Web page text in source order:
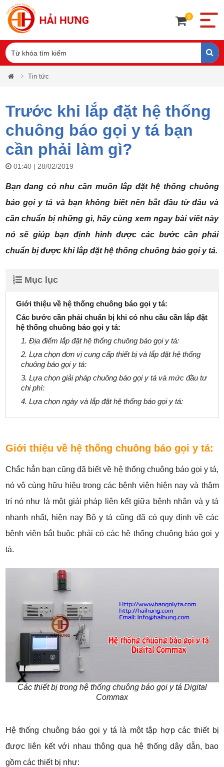
0
Tin tức
Trước khi lắp đặt hệ thống
chuông báo gọi y tá bạn
cần phải làm gì?
01:40 | 28/02/2019
Bạn đang có nhu cần muốn lắp đặt hệ thống chuông
báo gọi y tá và bạn không biết nên bắt đầu từ đâu và
cần chuẩn bị những gì, hãy cùng xem ngay bài viết này
nó sẽ giúp bạn định hình được các bước cần phải
chuẩn bị được khi lắp đặt hệ thống chuông báo gọi y tá.
Mục lục
Giới thiệu về hệ thống chuông báo gọi y tá:
Các bước cần phải chuẩn bị khi có nhu cầu cần lắp đặt
hệ thống chuông báo gọi y tá:
1. Địa điểm lắp đặt hệ thống chuông báo gọi y tá:
2. Lựa chọn đơn vị cung cấp thiết bị và lắp đặt hệ thống
chuông báo gọi y tá:
3. Lựa chọn giải pháp chuông báo gọi y tá và mức đầu tư
chi phí:
4. Lựa chọn ngày và lắp đặt hệ thống báo gọi y tá:
Giới thiệu về hệ thống chuông báo gọi y tá:
Chắc hẳn bạn cũng đã biết về hệ thống chuông báo gọi y tá,
nó vô cùng hữu hiệu trong các bệnh viện hiện nay và thậm
trí nó như là một giải pháp liên kết giữa bệnh nhân và y tá
nhanh nhất, hiện nay Bộ y tá cũng đã có quy định về các
bệnh viện bắt buộc phải có các hệ thống chuông báo gọi y
tá.
Các thiết bị trong hệ thống chuông báo gọi y tá Digital
Commax
Hệ thống chuông báo gọi y tá là một tập hợp các thiết bị
được liên kết với nhau thông qua hệ thống dây dẫn, bao
gồm các thiết bị như: